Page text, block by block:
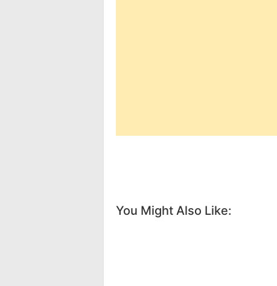
You Might Also Like: